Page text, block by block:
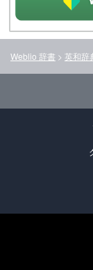
Weblio 辞書 > 英和辞